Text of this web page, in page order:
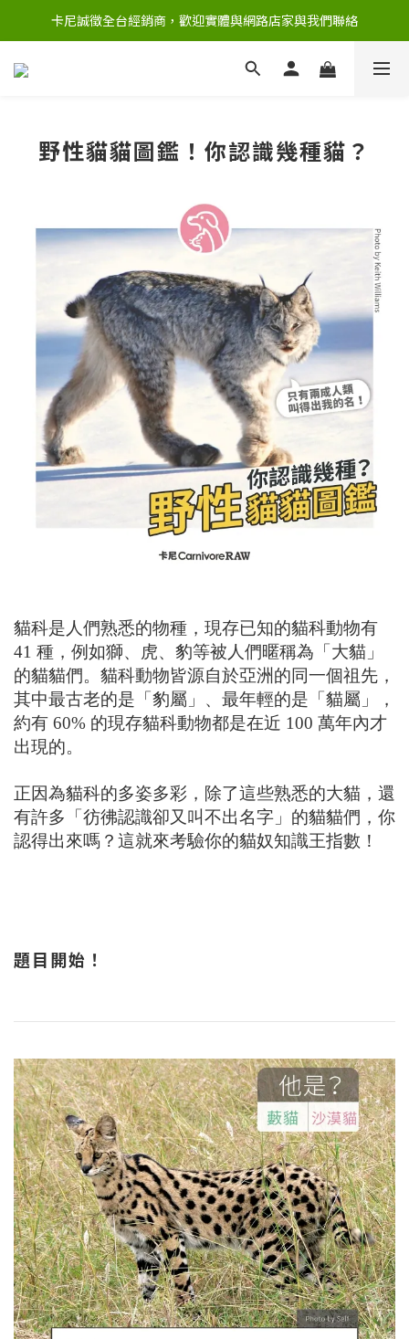
卡尼誠徵全台經銷商，歡迎實體與網路店家與我們聯絡
野性貓貓圖鑑！你認識幾種貓？
貓科是人們熟悉的物種，現存已知的貓科動物有
41 種，例如獅、虎、豹等被人們暱稱為「大貓」
的貓貓們。貓科動物皆源自於亞洲的同一個祖先，
其中最古老的是「豹屬」、最年輕的是「貓屬」，
約有 60% 的現存貓科動物都是在近 100 萬年內才
出現的。
正因為貓科的多姿多彩，除了這些熟悉的大貓，還
有許多「彷彿認識卻又叫不出名字」的貓貓們，你
認得出來嗎？這就來考驗你的貓奴知識王指數！
題目開始！